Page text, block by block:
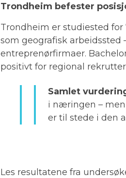
Trondheim befester
Trondheim er studiested for
som geografisk arbeidssted
entreprenørfirmaer.
positivt for regional
Samlet
i næringen –
er til stede i den
Les resultatene fra